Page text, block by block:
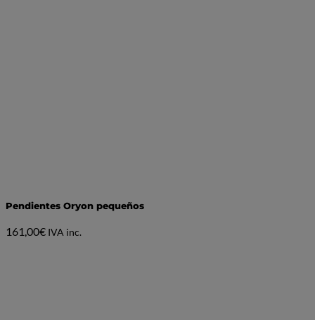
Pendientes Oryon pequeños
161,00€ IVA inc.